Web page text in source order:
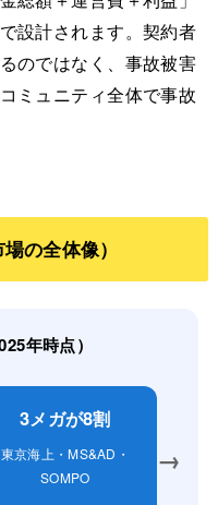
設計されます。契約者
のではなく、事故被害
ミュニティ全体で事故
の全体像）
年時点）
3メガが8割
東京海上・MS&AD・
SOMPO
→